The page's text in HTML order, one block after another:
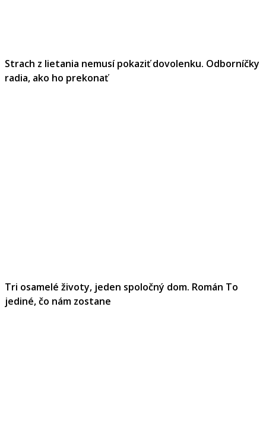
Strach z lietania nemusí pokaziť dovolenku. Odborníčky
radia, ako ho prekonať
Tri osamelé životy, jeden spoločný dom. Román To
jediné, čo nám zostane